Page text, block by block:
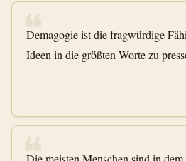
❝
Demagogie ist die fragwürdige
Ideen in die größten Worte zu